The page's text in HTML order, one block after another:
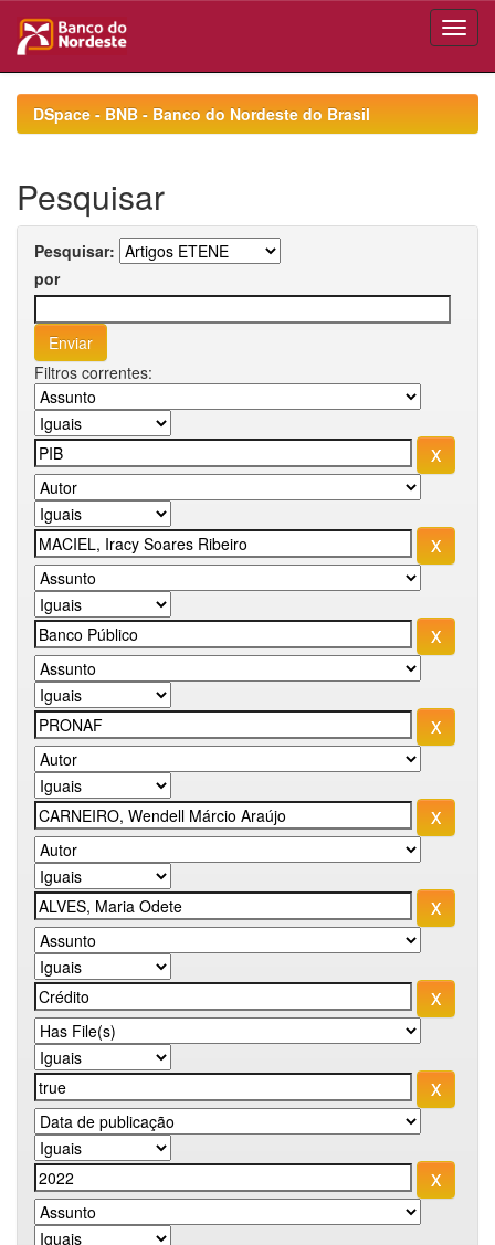
navigationDSpace - BNB - Banco do Nordeste do Brasil
Pesquisar
Pesquisar:
por
Filtros correntes: